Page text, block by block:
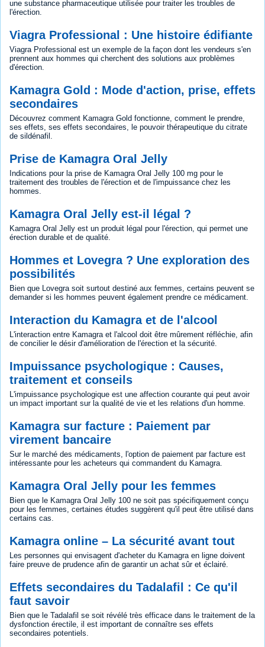
une substance pharmaceutique utilisée pour traiter les troubles de
l'érection.
Viagra Professional : Une histoire édifiante
Viagra Professional est un exemple de la façon dont les vendeurs s'en
prennent aux hommes qui cherchent des solutions aux problèmes
d'érection.
Kamagra Gold : Mode d'action, prise, effets
secondaires
Découvrez comment Kamagra Gold fonctionne, comment le prendre,
ses effets, ses effets secondaires, le pouvoir thérapeutique du citrate
de sildénafil.
Prise de Kamagra Oral Jelly
Indications pour la prise de Kamagra Oral Jelly 100 mg pour le
traitement des troubles de l'érection et de l'impuissance chez les
hommes.
Kamagra Oral Jelly est-il légal ?
Kamagra Oral Jelly est un produit légal pour l'érection, qui permet une
érection durable et de qualité.
Hommes et Lovegra ? Une exploration des
possibilités
Bien que Lovegra soit surtout destiné aux femmes, certains peuvent se
demander si les hommes peuvent également prendre ce médicament.
Interaction du Kamagra et de l'alcool
L'interaction entre Kamagra et l'alcool doit être mûrement réfléchie, afin
de concilier le désir d'amélioration de l'érection et la sécurité.
Impuissance psychologique : Causes,
traitement et conseils
L'impuissance psychologique est une affection courante qui peut avoir
un impact important sur la qualité de vie et les relations d'un homme.
Kamagra sur facture : Paiement par
virement bancaire
Sur le marché des médicaments, l'option de paiement par facture est
intéressante pour les acheteurs qui commandent du Kamagra.
Kamagra Oral Jelly pour les femmes
Bien que le Kamagra Oral Jelly 100 ne soit pas spécifiquement conçu
pour les femmes, certaines études suggèrent qu'il peut être utilisé dans
certains cas.
Kamagra online – La sécurité avant tout
Les personnes qui envisagent d'acheter du Kamagra en ligne doivent
faire preuve de prudence afin de garantir un achat sûr et éclairé.
Effets secondaires du Tadalafil : Ce qu'il
faut savoir
Bien que le Tadalafil se soit révélé très efficace dans le traitement de la
dysfonction érectile, il est important de connaître ses effets
secondaires potentiels.